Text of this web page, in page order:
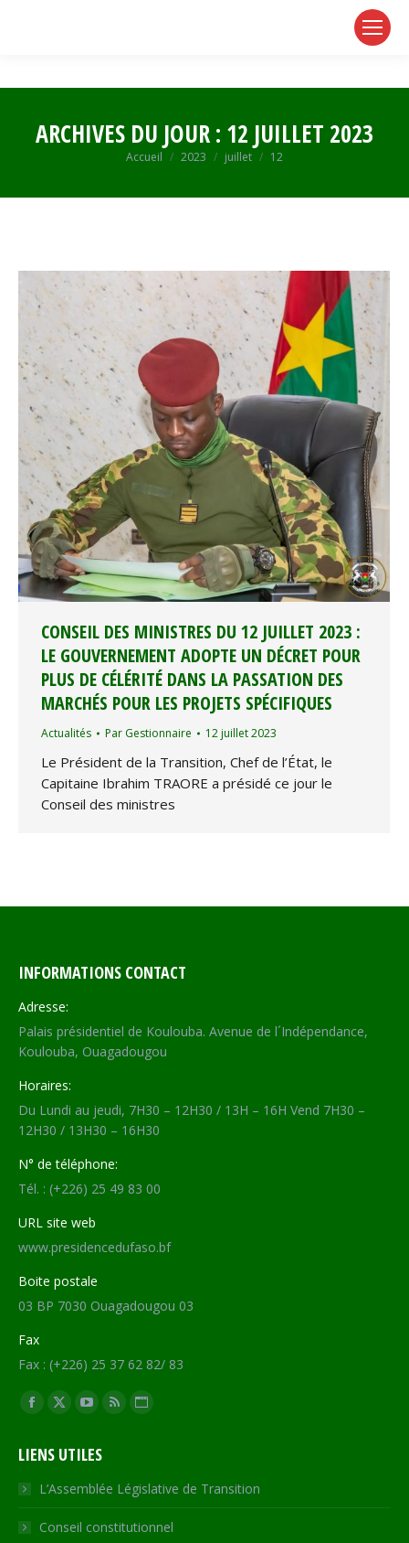
ARCHIVES DU JOUR : 12 JUILLET 2023
Vous êtes ici :
Accueil 2023 juillet 12
CONSEIL DES MINISTRES DU 12 JUILLET 2023 :
LE GOUVERNEMENT ADOPTE UN DÉCRET POUR
PLUS DE CÉLÉRITÉ DANS LA PASSATION DES
MARCHÉS POUR LES PROJETS SPÉCIFIQUES
Actualités Par Gestionnaire 12 juillet 2023
Le Président de la Transition, Chef de l’État, le
Capitaine Ibrahim TRAORE a présidé ce jour le
Conseil des ministres
INFORMATIONS CONTACT
Adresse:
Palais présidentiel de Koulouba. Avenue de l´Indépendance,
Koulouba, Ouagadougou
Horaires:
Du Lundi au jeudi, 7H30 – 12H30 / 13H – 16H Vend 7H30 –
12H30 / 13H30 – 16H30
N° de téléphone:
Tél. : (+226) 25 49 83 00
URL site web
www.presidencedufaso.bf
Boite postale
03 BP 7030 Ouagadougou 03
Fax
Fax : (+226) 25 37 62 82/ 83
Trouvez nous sur :
Facebook
opens
in
new
window
X
opens
in
new
window
YouTube
opens
in
new
window
RSS
in
new
window
Site
opens
in
new
LIENS UTILES
L’Assemblée Législative de Transition
Conseil constitutionnel